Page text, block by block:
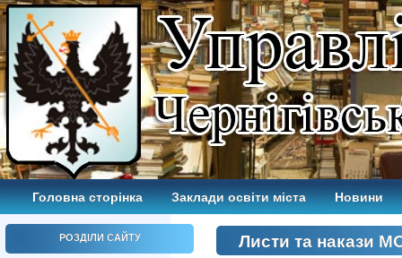
Головна сторінка Заклади освіти міста Новини
РОЗДІЛИ САЙТУ Листи та накази